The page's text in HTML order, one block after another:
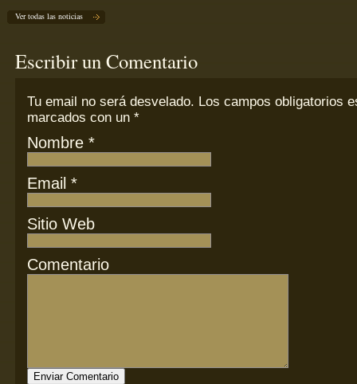
Ver todas las noticias
Escribir un Comentario
Tu email noserá desvelado. Los campos obligatorios
marcados con un *
Nombre *
Email *
Sitio Web
Comentario